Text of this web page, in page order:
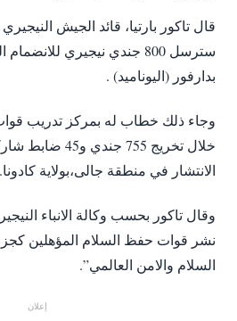
قال تاكور بارتيا، قائد الجيش
سترسل 800 جندي نيجيري
بدارفور (اليوناميد) .
وجاء ذلك خطاب له بمركز تدريب
خلال تخريج 755
الانتشار في منطقة جالى،بولاية كادونا.
وقال تاكور بحسب وكالة الانباء
نشر قوات حفظ السلام المؤهلين
السلام والامن العالمي”.
إعلان